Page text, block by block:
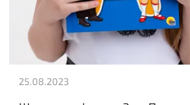
25.08.2023